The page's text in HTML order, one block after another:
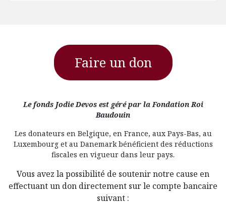
Faire un don
Le fonds Jodie Devos est géré par la Fondation Roi
Baudouin
Les donateurs en Belgique, en France, aux Pays-Bas, au
Luxembourg et au Danemark bénéficient des réductions
fiscales en vigueur dans leur pays.
Vous avez la possibilité de soutenir notre cause en
effectuant un don directement sur le compte bancaire
suivant :